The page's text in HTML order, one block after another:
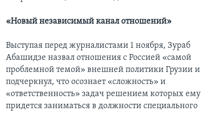
«Новый независимый канал отношений»
Выступая перед журналистами 1 ноября, Зураб
Абашидзе назвал отношения с Россией «самой
проблемной темой» внешней политики Грузии и
подчеркнул, что осознает «сложность» и
«ответственность» задач решением которых ему
придется заниматься в должности специального